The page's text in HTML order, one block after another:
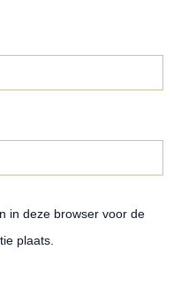
in deze browser voor de
plaats.